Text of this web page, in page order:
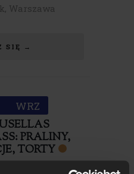
, Warszawa
SIĘ →
WRZ
PRALINY,
TORTY